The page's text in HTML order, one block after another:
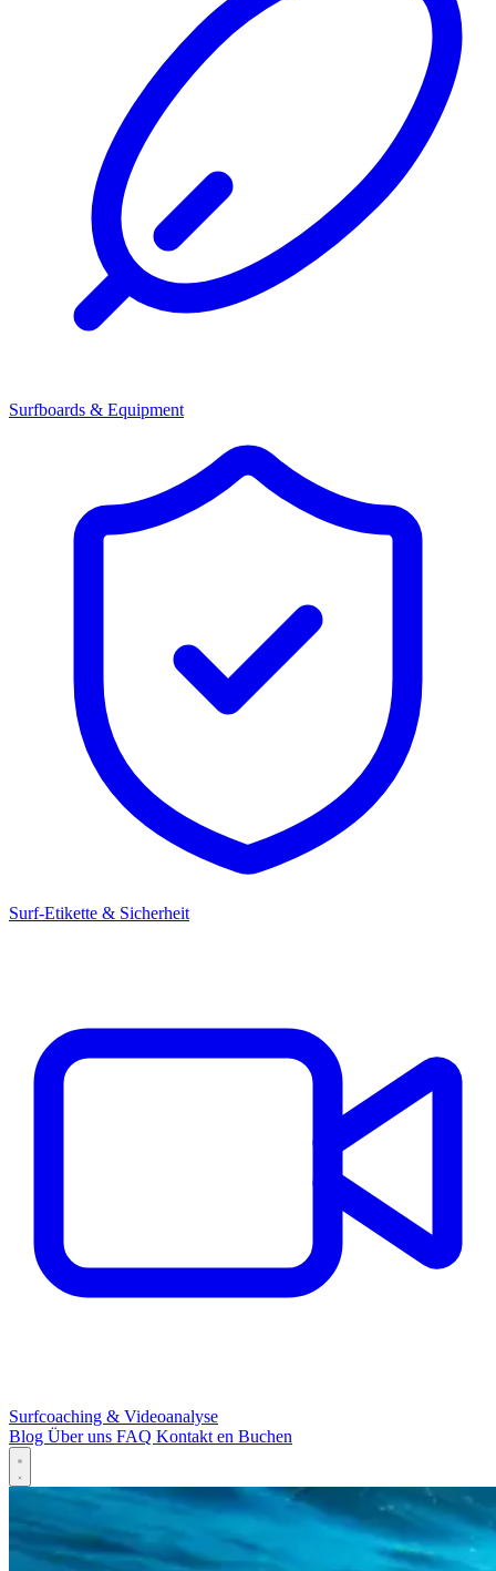
Surfboards & Equipment
Surf-Etikette & Sicherheit
Surfcoaching & Videoanalyse
Blog Über uns FAQ Kontakten Buchen